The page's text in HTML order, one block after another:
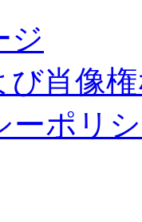
ジ
び肖像
ーポリ